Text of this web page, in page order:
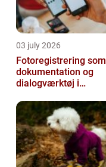
03 july 2026
Fotoregistrering som
dokumentation og
dialogværktøj i